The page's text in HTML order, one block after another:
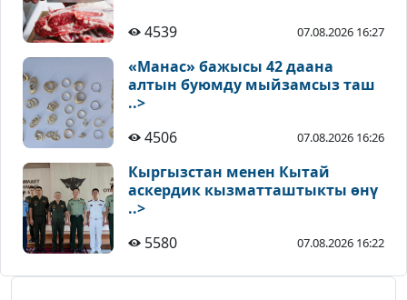
4539 07.08.2026 16:27
«Манас» бажысы 42 даана
алтын буюмду мыйзамсыз таш
..>
4506
07.08.2026 16:26
Кыргызстан менен Кытай
аскердик кызматташтыкты өнү
..>
5580
07.08.2026 16:22